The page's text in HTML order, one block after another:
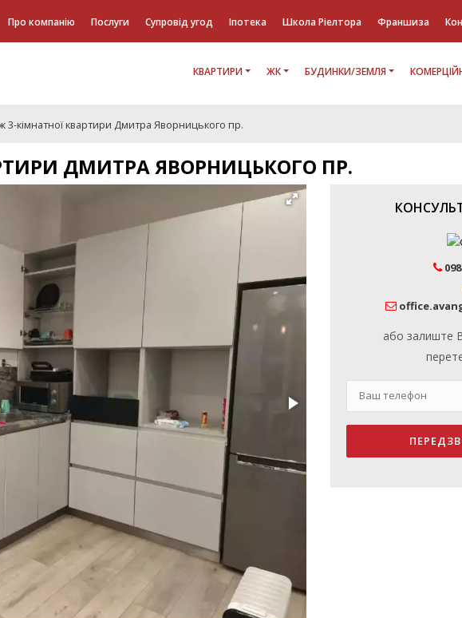
Про компанію Послуги Супровід угод Іпотека Школа Ріелтора Франшиза
КВАРТИРИ ЖК БУДИНКИ/ЗЕМЛЯ
3-кімнатної квартири Дмитра Яворницького пр.
ДМИТРА ЯВОРНИЦЬКОГО ПР.
098
або залиште